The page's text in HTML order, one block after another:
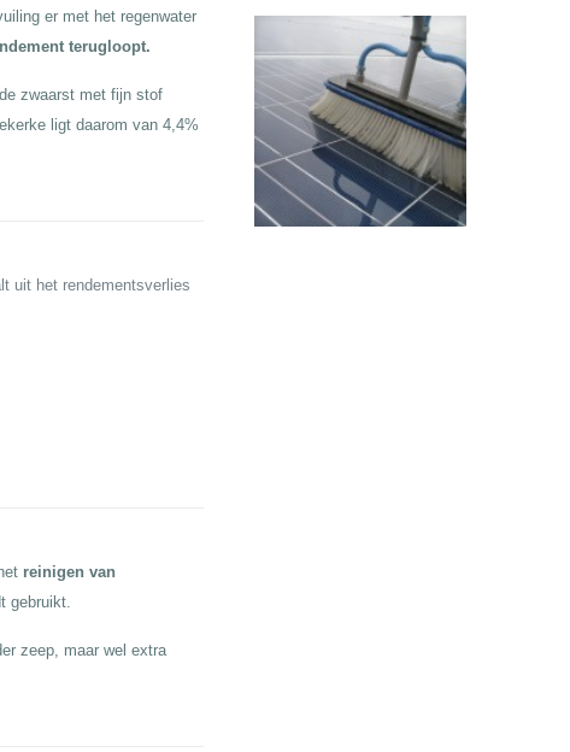
er met het regenwater
terugloopt.
zwaarst met fijn stof
ligt daarom van 4,4%
uit het rendementsverlies
reinigen van
gebruikt.
zeep, maar wel extra